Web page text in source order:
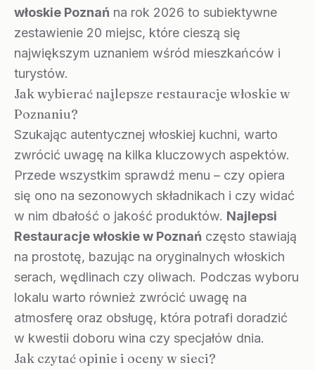
włoskie Poznań na rok 2026 to subiektywne
zestawienie 20 miejsc, które cieszą się
największym uznaniem wśród mieszkańców i
turystów.
Jak wybierać najlepsze restauracje włoskie w
Poznaniu?
Szukając autentycznej włoskiej kuchni, warto
zwrócić uwagę na kilka kluczowych aspektów.
Przede wszystkim sprawdź menu – czy opiera
się ono na sezonowych składnikach i czy widać
w nim dbałość o jakość produktów. Najlepsi
Restauracje włoskie w Poznań często stawiają
na prostotę, bazując na oryginalnych włoskich
serach, wędlinach czy oliwach. Podczas wyboru
lokalu warto również zwrócić uwagę na
atmosferę oraz obsługę, która potrafi doradzić
w kwestii doboru wina czy specjałów dnia.
Jak czytać opinie i oceny w sieci?